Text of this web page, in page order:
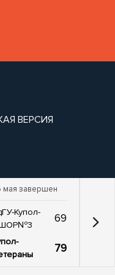
ВЕРСИЯ
мая завершен
Купол-
69
79